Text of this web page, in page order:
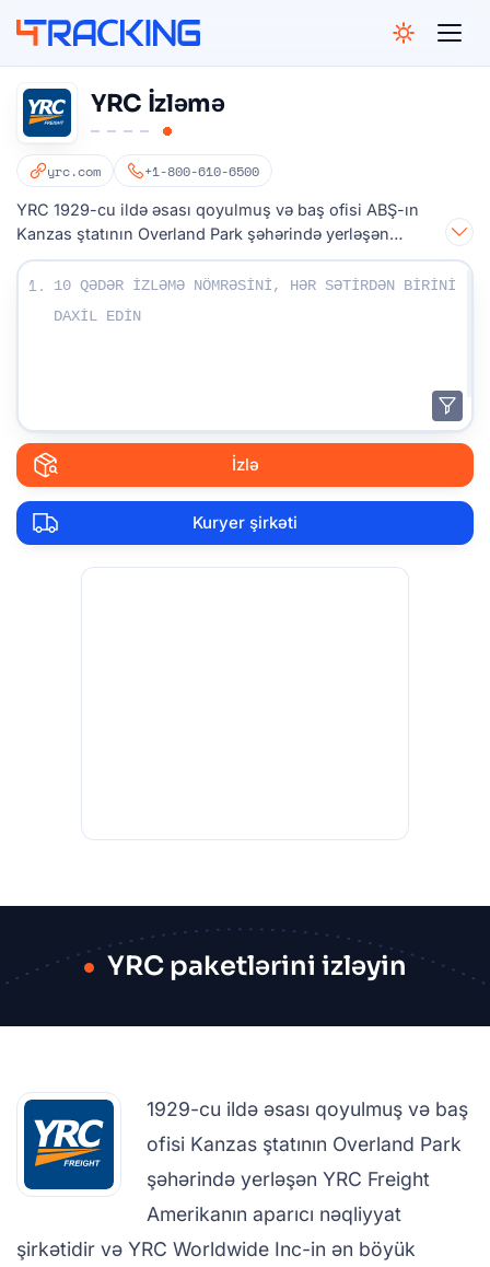
YRC İzləmə
yrc.com +1-800-610-6500
YRC 1929-cu ildə əsası qoyulmuş və baş ofisi ABŞ-ın
Kanzas ştatının Overland Park şəhərində yerləşən
Amerika nəqliyyat şirkətidir.
İzləmə nömrələrinizi daxil edin:
1.
İzlə
Kuryer şirkəti
YRC paketlərini izləyin
1929-cu ildə əsası qoyulmuş və baş
ofisi Kanzas ştatının Overland Park
şəhərində yerləşən YRC Freight
Amerikanın aparıcı nəqliyyat
şirkətidir və YRC Worldwide Inc-in ən böyük